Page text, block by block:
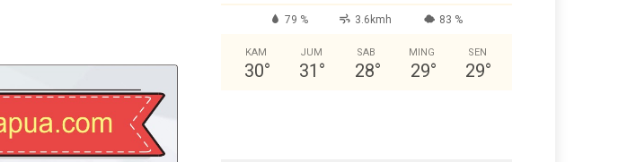
79 % 3.6kmh 83 %
KAM
30°
JUM
31 °
SAB
28°
MING
29°
SEN
29°